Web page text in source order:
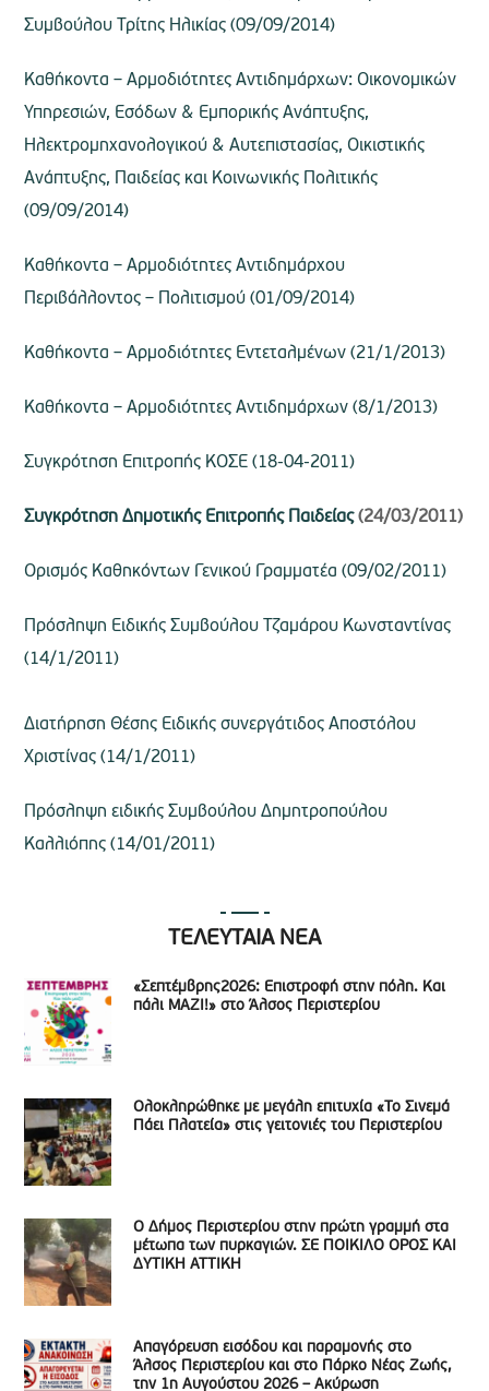
Συμβούλου Τρίτης Ηλικίας (09/09/2014)
Καθήκοντα – Αρμοδιότητες Αντιδημάρχων: Οικονομικών
Υπηρεσιών, Εσόδων & Εμπορικής Ανάπτυξης,
Ηλεκτρομηχανολογικού & Αυτεπιστασίας, Οικιστικής
Ανάπτυξης, Παιδείας και Κοινωνικής Πολιτικής
(09/09/2014)
Καθήκοντα – Αρμοδιότητες Αντιδημάρχου
Περιβάλλοντος – Πολιτισμού (01/09/2014)
Καθήκοντα – Αρμοδιότητες Εντεταλμένων (21/1/2013)
Καθήκοντα – Αρμοδιότητες Αντιδημάρχων (8/1/2013)
Συγκρότηση Επιτροπής ΚΟΣΕ (18-04-2011)
Συγκρότηση Δημοτικής Επιτροπής Παιδείας(24/03/2011)
Oρισμός Καθηκόντων Γενικού Γραμματέα (09/02/2011)
Πρόσληψη Ειδικής Συμβούλου Τζαμάρου Κωνσταντίνας
(14/1/2011)
Διατήρηση Θέσης Ειδικής συνεργάτιδος Αποστόλου
Χριστίνας (14/1/2011)
Πρόσληψη ειδικής Συμβούλου Δημητροπούλου
Καλλιόπης (14/01/2011)
ΤΕΛΕΥΤΑΙΑ ΝΕΑ
«Σεπτέμβρης2026: Επιστροφή στην πόλη. Και
πάλι ΜΑΖΙ!» στο Άλσος Περιστερίου
Ολοκληρώθηκε με μεγάλη επιτυχία «Το Σινεμά
Πάει Πλατεία» στις γειτονιές του Περιστερίου
Ο Δήμος Περιστερίου στην πρώτη γραμμή στα
μέτωπα των πυρκαγιών. ΣΕ ΠΟΙΚΙΛΟ ΟΡΟΣ ΚΑΙ
ΔΥΤΙΚΗ ΑΤΤΙΚΗ
Απαγόρευση εισόδου και παραμονής στο
Άλσος Περιστερίου και στο Πάρκο Νέας Ζωής,
την 1η Αυγούστου 2026 – Ακύρωση